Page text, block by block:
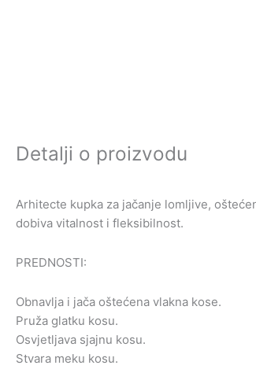
Detalji o proizvodu
Arhitecte kupka za jačanje lomljive,
dobiva vitalnost i fleksibilnost.
PREDNOSTI:
Obnavlja i jača oštećena vlakna kose.
Pruža glatku kosu.
Osvjetljava sjajnu kosu.
Stvara meku kosu.